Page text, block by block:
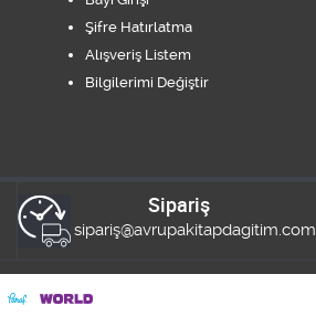
Şifre Hatırlatma
Alışveriş Listem
Bilgilerimi Değiştir
Sipariş
sipariş@avrupakitapdagitim.com